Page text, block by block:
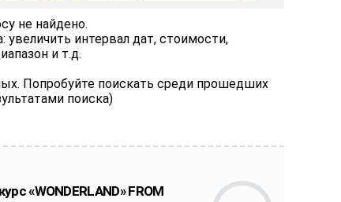
не найдено.
интервал дат, стоимости,
и т.д.
Попробуйте поискать среди прошедших
поиска)
«WONDERLAND» FROM